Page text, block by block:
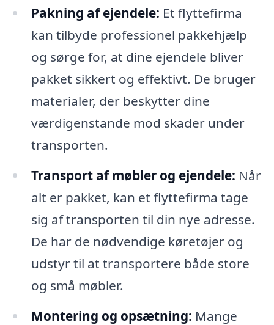
Pakning af ejendele: Et flyttefirma
kan tilbyde professionel pakkehjælp
og sørge for, at dine ejendele bliver
pakket sikkert og effektivt. De bruger
materialer, der beskytter dine
værdigenstande mod skader under
transporten.
Transport af møbler og ejendele: Når
alt er pakket, kan et flyttefirma tage
sig af transporten til din nye adresse.
De har de nødvendige køretøjer og
udstyr til at transportere både store
og små møbler.
Montering og opsætning: Mange